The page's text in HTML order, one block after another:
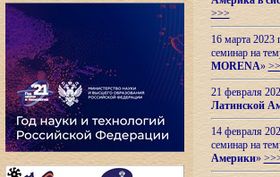
>>>
16 марта 2023
семинар на
MORENA»
21 февраля
Латинской
14 февраля
семинар на
Америки»